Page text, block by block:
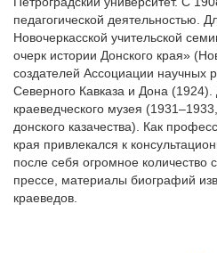
педагогической деятельностью.
Новочеркасской учительской
очерк истории Донского края»
создателей Ассоциации научных
Северного Кавказа и Дона (1924).
краеведческого музея
донского казачества). Как
края привлекался к
после себя огромное количество
прессе, материалы биографий
краеведов.